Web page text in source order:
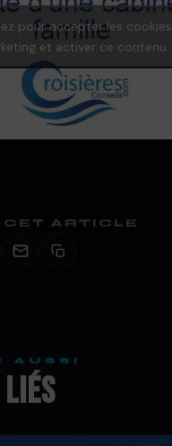
pour accepter les cookies
et activer ce contenu
CET ARTICLE
AUSSI